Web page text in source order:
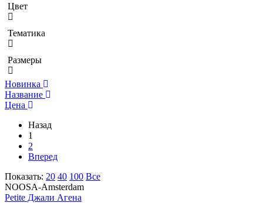
Цвет
Тематика
Размеры
Новинка
Название
Цена
Назад
1
2
Вперед
Показать: 20 40 100 Все
NOOSA-Amsterdam
Petite Джали Агена